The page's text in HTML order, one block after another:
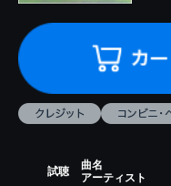
試聴
曲名
アーティスト